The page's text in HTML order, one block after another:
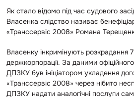
Як стало відомо під час судового
Власенка слідство називає
«Транссервіс 2008» Романа
Власенку інкримінують розкрадання
держкорпорації. За даними
ДПЗКУ був ініціатором укладення
«Транссервіс 2008» через нібито
ДПЗКУ надати аналогічні послуги